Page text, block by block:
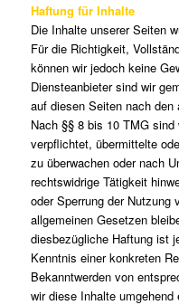
Haftung für Inhalte
Die Inhalte unserer Seiten
Für die Richtigkeit,
können wir jedoch keine
Diensteanbieter sind wir
auf diesen Seiten nach
Nach §§ 8 bis 10 TMG
verpflichtet, übermittelte
zu überwachen oder nach
rechtswidrige Tätigkeit
oder Sperrung der Nutzung
allgemeinen Gesetzen
diesbezügliche Haftung ist
Kenntnis einer konkreten
Bekanntwerden von
wir diese Inhalte umgehend